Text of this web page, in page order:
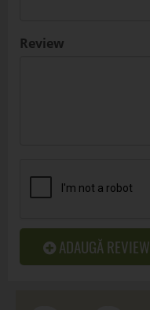
Review
ADAUGĂ REVIEW